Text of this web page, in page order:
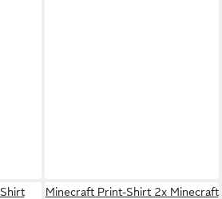
Minecraft Print-Shirt 2x Minecraft